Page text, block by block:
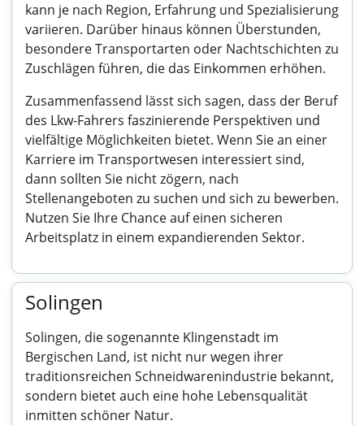
kann je nach Region, Erfahrung und Spezialisierung
variieren. Darüber hinaus können Überstunden,
besondere Transportarten oder Nachtschichten zu
Zuschlägen führen, die das Einkommen erhöhen.
Zusammenfassend lässt sich sagen, dass der Beruf
des Lkw-Fahrers faszinierende Perspektiven und
vielfältige Möglichkeiten bietet. Wenn Sie an einer
Karriere im Transportwesen interessiert sind,
dann sollten Sie nicht zögern, nach
Stellenangeboten zu suchen und sich zu bewerben.
Nutzen Sie Ihre Chance auf einen sicheren
Arbeitsplatz in einem expandierenden Sektor.
Solingen
Solingen, die sogenannte Klingenstadt im
Bergischen Land, ist nicht nur wegen ihrer
traditionsreichen Schneidwarenindustrie bekannt,
sondern bietet auch eine hohe Lebensqualität
inmitten schöner Natur.